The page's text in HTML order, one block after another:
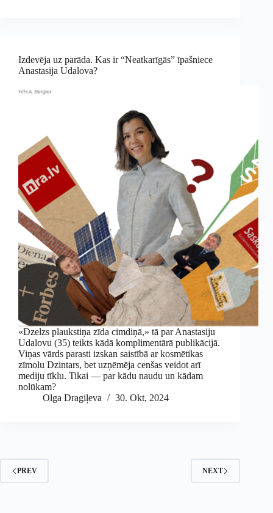
Izdevēja uz parāda. Kas ir “Neatkarīgās” īpašniece
Anastasija Udalova?
«Dzelzs plaukstiņa zīda cimdiņā,» tā par Anastasiju
Udalovu (35) teikts kādā komplimentārā publikācijā.
Viņas vārds parasti izskan saistībā ar kosmētikas
zīmolu Dzintars, bet uzņēmēja cenšas veidot arī
mediju tīklu. Tikai — par kādu naudu un kādam
nolūkam?
Olga Dragiļeva
30. Okt, 2024
PREV NEXT